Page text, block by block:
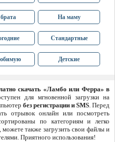
На маму
Стандартные
Детские
скачать «Ламбо или Ферра» в
для мгновенной загрузки на
без регистрации и SMS. Перед
отрывок онлайн или посмотреть
по категориям и легко
также загрузить свои файлы и
Приятного использования!